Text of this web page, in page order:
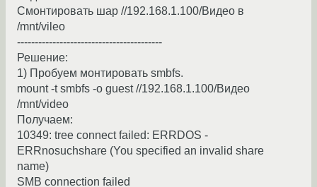
Смонтировать шар //192.168.1.100/Видео в
/mnt/vileo
-----------------------------------------
Решение:
1) Пробуем монтировать smbfs.
mount -t smbfs -o guest //192.168.1.100/Видео
/mnt/video
Получаем:
10349: tree connect failed: ERRDOS -
ERRnosuchshare (You specified an invalid share
name)
SMB connection failed